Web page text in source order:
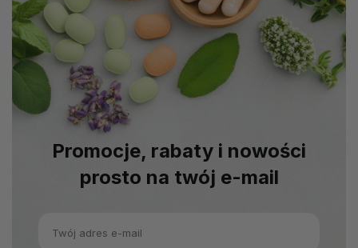
Promocje, rabaty i nowości
prosto na twój e-mail